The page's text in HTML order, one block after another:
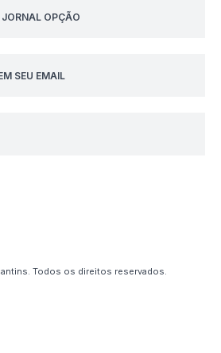
OPÇÃO
SEU EMAIL
Todos os direitos reservados.